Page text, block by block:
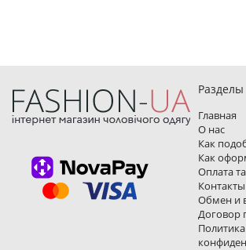
Разделы
Главная
О нас
Как
Как
Оплата
Контакты
Обмен и
Договор
Политика